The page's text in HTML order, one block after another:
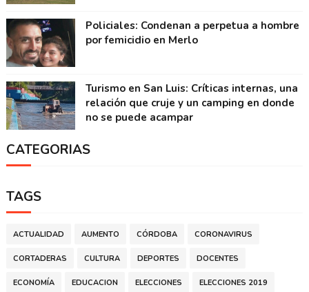
Policiales: Condenan a perpetua a hombre
por femicidio en Merlo
Turismo en San Luis: Críticas internas, una
relación que cruje y un camping en donde
no se puede acampar
CATEGORIAS
TAGS
ACTUALIDAD AUMENTO CÓRDOBA CORONAVIRUS
CORTADERAS CULTURA DEPORTES DOCENTES
ECONOMÍA EDUCACION ELECCIONES ELECCIONES 2019